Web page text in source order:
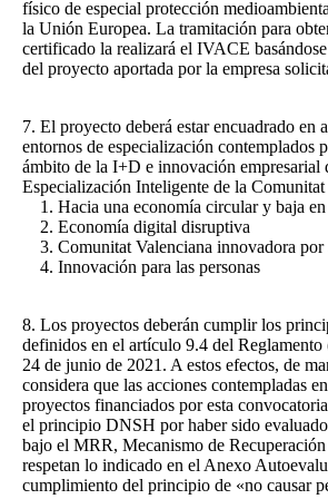
físico de especial protección
la Unión Europea. La tramitación para
certificado la realizará el IVACE
del proyecto aportada por la empresa
7. El proyecto deberá estar encuadrado en
entornos de especialización contemplados
ámbito de la I+D e innovación empresarial
Especialización Inteligente de la
1. Hacia una economía circular y baja
2. Economía digital disruptiva
3. Comunitat Valenciana innovadora por
4. Innovación para las personas
8. Los proyectos deberán cumplir los
definidos en el artículo 9.4 del
24 de junio de 2021. A estos efectos, de
considera que las acciones contempladas
proyectos financiados por esta
el principio DNSH por haber sido
bajo el MRR, Mecanismo de
respetan lo indicado en el Anexo
cumplimiento del principio de «no causar